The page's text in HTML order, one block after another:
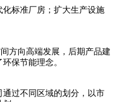
标准厂房；扩大生产设施
方向高端发展，后期产品建
保节能理念。
过不同区域的划分，以市